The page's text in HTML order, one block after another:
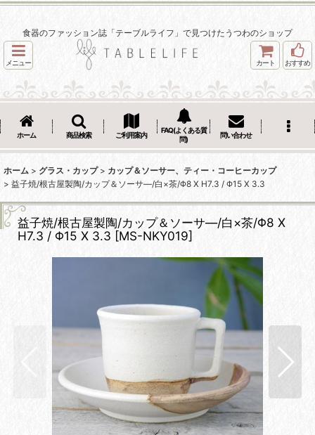
食器のファッション誌「テーブルライフ」で見つけたうつわのショップ
メニュー カート おすすめ
ホーム 商品検索 ご利用案内
FAQ(よくある質
問)
問い合わせ
ホーム > グラス・カップ > カップ＆ソーサー、ティー・コーヒーカップ
> 益子焼/根古屋製陶/カップ＆ソーサ―/白×茶/Φ8 X H7.3 / Φ15 X 3.3
益子焼/根古屋製陶/カップ＆ソーサ―/白×茶/Φ8 X
H7.3 / Φ15 X 3.3 [MS-NKY019]